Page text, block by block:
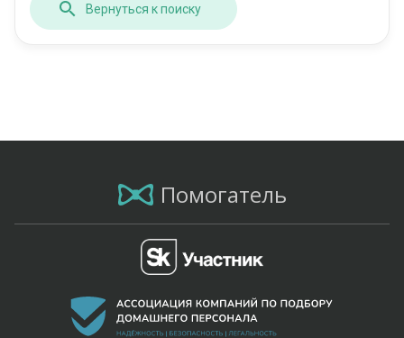
Вернуться к поиску
Помогатель